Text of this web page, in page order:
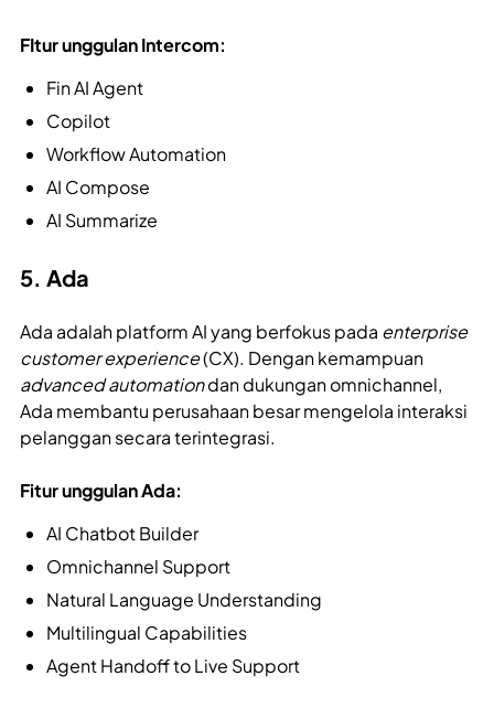
FItur unggulan Intercom:
Fin AI Agent
Copilot
Workflow Automation
AI Compose
AI Summarize
5. Ada
Ada adalah platform AI yang berfokus pada enterprise
customer experience(CX). Dengan kemampuan
advanced automationdan dukungan omnichannel,
Ada membantu perusahaan besar mengelola interaksi
pelanggan secara terintegrasi.
Fitur unggulan Ada:
AI Chatbot Builder
Omnichannel Support
Natural Language Understanding
Multilingual Capabilities
Agent Handoff to Live Support